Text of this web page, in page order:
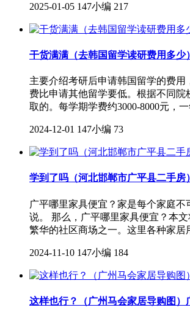
2025-01-05 147小编 217
干货满满（去韩国留学读研费用多
主要介绍考研后申请韩国留学的费
费比申请其他留学要低。根据不同院
取的。每学期学费约3000-8000元，
2024-12-01 147小编 73
学到了吗（河北邯郸市广平县二手
广平哪里家具便宜？家是每个家庭
说。 那么，广平哪里家具便宜？本
繁华的社区商场之一。这里各种家
2024-11-10 147小编 184
这样也行？（广州马会家居导购图）